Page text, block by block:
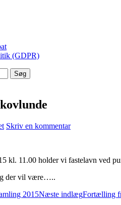
(GDPR)
Skriv en kommentar
kl. 11.00 holder vi fastelavn ved
der vil være…..
2015Næste indlægFortælling